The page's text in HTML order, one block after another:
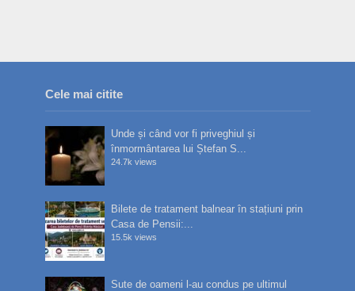
Cele mai citite
Unde și când vor fi priveghiul și
înmormântarea lui Ștefan S...
24.7k views
Bilete de tratament balnear în stațiuni prin
Casa de Pensii:...
15.5k views
Sute de oameni l-au condus pe ultimul